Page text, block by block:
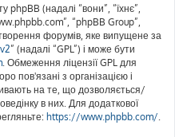
(надалі “вони”, “їхнє”,
“phpBB Group”,
форумів, яке випущене за
” (надалі “GPL”) і може бути
. Обмеження ліцензії GPL для
пов'язані з організацією і
на те, що дозволяється/
в них. Для додаткової
https://www.phpbb.com/.